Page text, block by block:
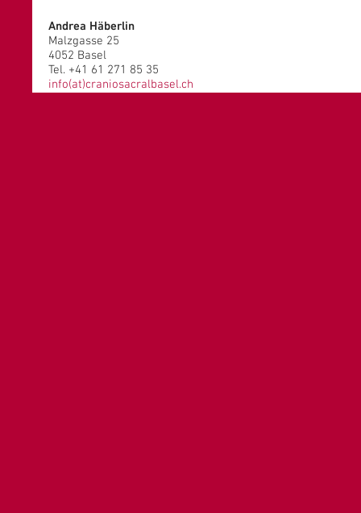
Andrea Häberlin
Malzgasse 25
4052 Basel
Tel. +41 61 271 85 35
info(at)craniosacralbasel.ch